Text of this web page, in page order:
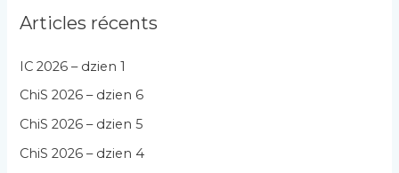
Articles récents
IC 2026 – dzien 1
ChiS 2026 – dzien 6
ChiS 2026 – dzien 5
ChiS 2026 – dzien 4